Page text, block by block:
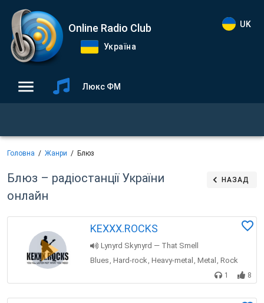
Online Radio Club
Україна
UK
Люкс ФМ
Головна Жанри Блюз
Блюз – радіостанції України
онлайн
НАЗАД
KEXXX.ROCKS
Lynyrd Skynyrd — That Smell
Blues , Hard-rock, Heavy-metal , Metal , Rock
1 8